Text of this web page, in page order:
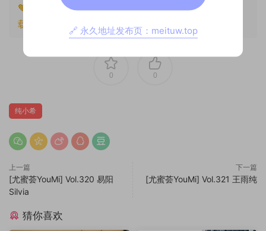
🧡原文链接：https://www.znjxg.com/424.html
载请注明出处。
0 0
纯小希
上一篇
[尤蜜荟YouMi] Vol.320 易阳
Silvia
下一篇
[尤蜜荟YouMi] Vol.321 王雨纯
猜你喜欢
🔗 永久地址发布页：meituw.top